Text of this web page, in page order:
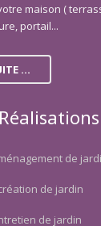
maison (
portail...
...
de
de jardin
de jardin